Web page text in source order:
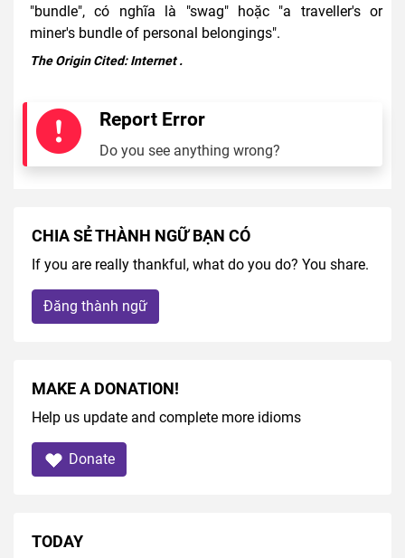
"bundle", có nghĩa là "swag" hoặc "a traveller's or
miner's bundle of personal belongings".
The Origin Cited:Internet.
Report Error
Do you see anything wrong?
CHIA SẺ THÀNH NGỮ BẠN CÓ
If you are really thankful, what do you do? You share.
Đăng thành ngữ
MAKE A DONATION!
Help us update and complete more idioms
Donate
TODAY